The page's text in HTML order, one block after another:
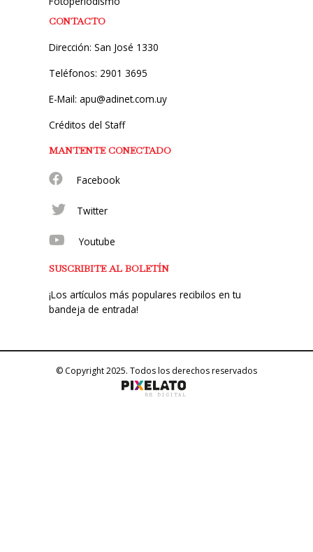
CONTACTO
Dirección: San José 1330
Teléfonos: 2901 3695
E-Mail: apu@adinet.com.uy
Créditos del Staff
MANTENTE CONECTADO
Facebook
Twitter
Youtube
SUSCRIBITE AL BOLETÍN
¡Los artículos más populares recibilos en tu
bandeja de entrada!
© Copyright 2025. Todos los derechos reservados